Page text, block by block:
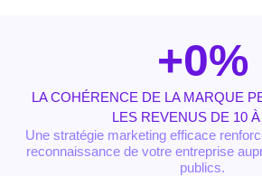
LA COHÉRENCE DE LA MARQUE
LES REVENUS DE 10
+0%
Une stratégie marketing efficace
reconnaissance de votre entreprise
publics.